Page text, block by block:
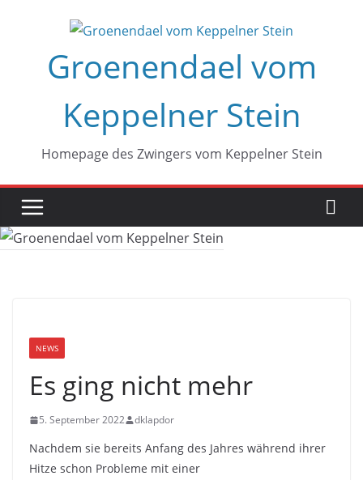
springenGroenendael vom
Keppelner Stein
Homepage des Zwingers vom Keppelner Stein
NEWS
Es ging nicht mehr
5. September 2022 dklapdor
Nachdem sie bereits Anfang des Jahres während ihrer
Hitze schon Probleme mit einer